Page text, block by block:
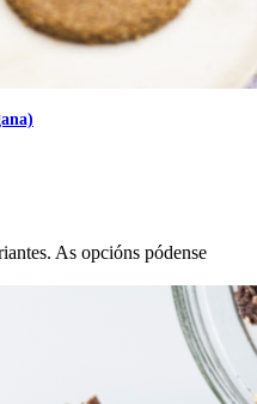
As opcións pódense